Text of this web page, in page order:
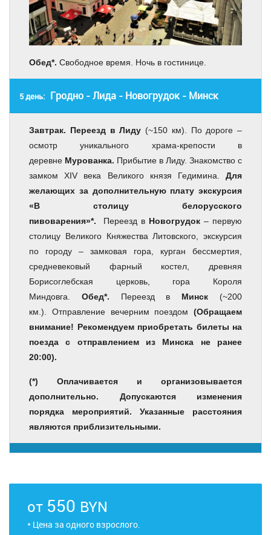
Обед*. Свободное время. Ночь в гостинице.
5 день: Гродно - Лида - Новогрудок - Минск
Завтрак. Переезд в Лиду (~150 км). По дороге –
осмотр уникального храма-крепости в
деревне Мурованка. Прибытие в Лиду. Знакомство с
замком XIV века Великого князя Гедимина. Для
желающих за дополнительную плату экскурсия
«В столицу белорусского
пивоварения»*.
Переезд в Новогрудок – первую
столицу Великого Княжества Литовского, экскурсия
по городу – замковая гора, курган бессмертия,
средневековый фарный костел, древняя
Борисоглебская церковь, гора Короля
Миндовга. Обед*. Переезд в Минск (~200
км.). Отправление вечерним поездом (Обращаем
внимание! Рекомендуем приобретать билеты на
поезда с отправлением из Минска не ранее
20:00).
(*) Оплачивается и организовывается
дополнительно. Допускаются изменения
порядка мероприятий. Указанные расстояния
являются приблизительными.
от 550 BYN
* Цена за одного взрослого.